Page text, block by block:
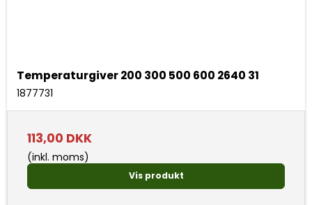
Temperaturgiver 200 300 500 600 2640 31
1877731
113,00 DKK
(inkl. moms)
Vis produkt